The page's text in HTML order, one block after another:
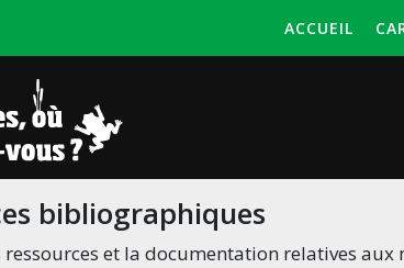
ACCUEIL
bibliographiques
ressources et la documentation relatives